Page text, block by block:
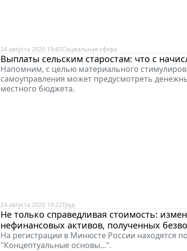
24 августа 2020 19:45Социальная сфера
Выплаты сельским старостам: что с
Напомним, с целью материального
самоуправления может предусмотреть
местного бюджета.
24 августа 2020 19:22Труд
Не только справедливая стоимость:
нефинансовых активов, полученных
На регистрации в Минюсте России находятся
"Концептуальные основы...".